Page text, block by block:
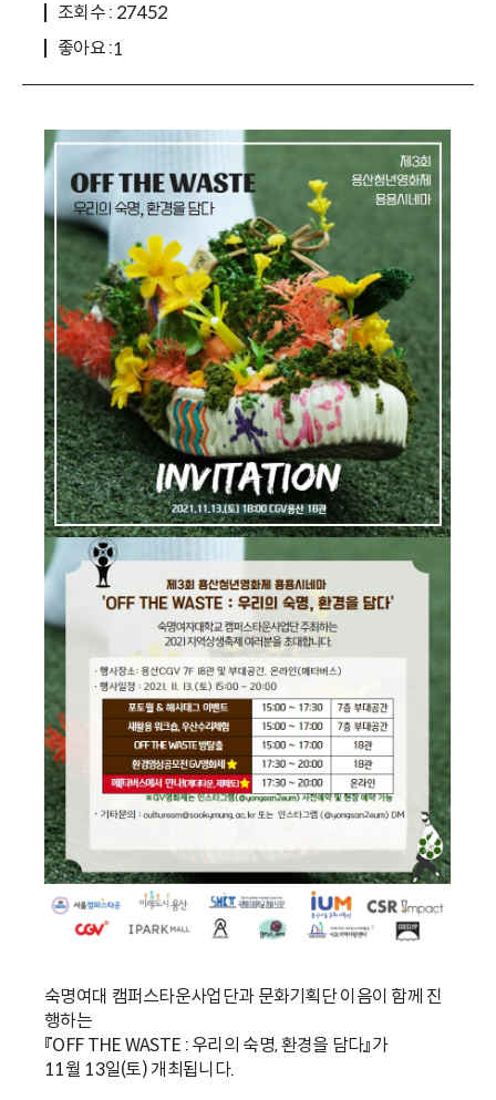
조회수 : 27452
좋아요 :1
숙명여대 캠퍼스타운사업단과 문화기획단 이음이 함께 진
행하는
『OFF THE WASTE : 우리의 숙명, 환경을 담다』가
11월 13일(토) 개최됩니다.